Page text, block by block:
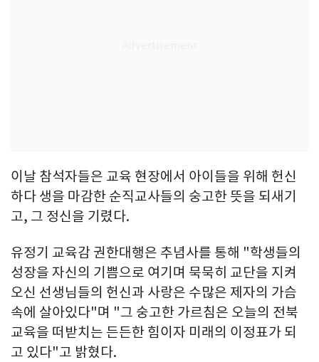
이날 참석자들은 교육 현장에서 아이들을 위해 헌신
하다 생을 마감한 순직교사들의 숭고한 뜻을 되새기
고, 그 정신을 기렸다.
유정기 교육감 권한대행은 추념사를 통해 "학생들의
성장을 자신의 기쁨으로 여기며 묵묵히 교단을 지켜
오신 선생님들의 헌신과 사랑은 수많은 제자의 가슴
속에 살아있다"며 "그 숭고한 가르침은 오늘의 전북
교육을 떠받치는 든든한 힘이자 미래의 이정표가 되
고 있다"고 밝혔다.